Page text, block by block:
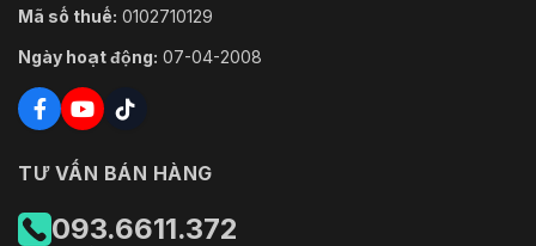
Mã số thuế: 0102710129
Ngày hoạt động: 07-04-2008
TƯ VẤN BÁN HÀNG
093.6611.372